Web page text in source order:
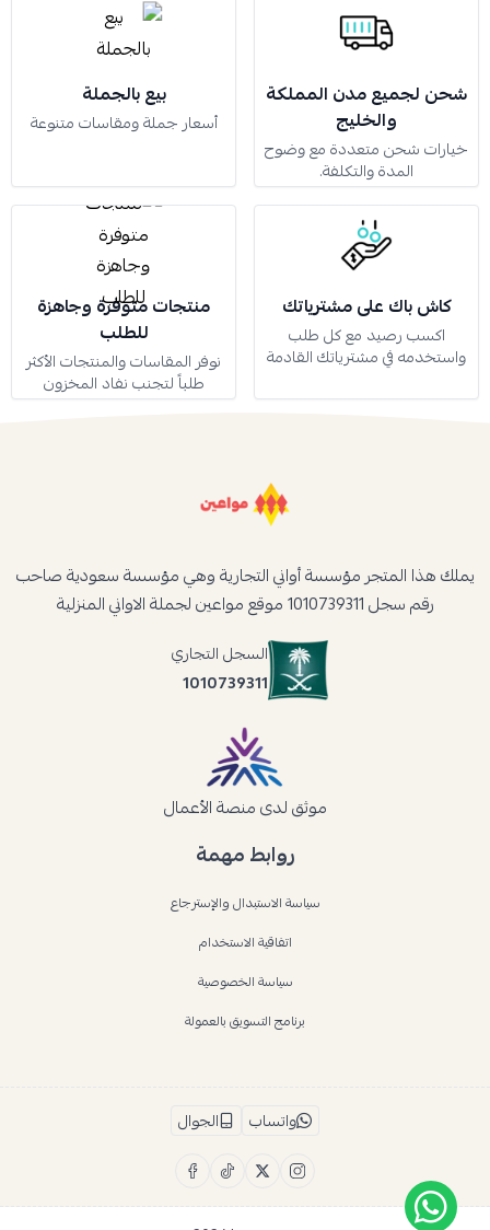
شحن لجميع مدن المملكة
والخليج
خيارات شحن متعددة مع وضوح
المدة والتكلفة.
بيع بالجملة
أسعار جملة ومقاسات متنوعة
كاش باك على مشترياتك
اكسب رصيد مع كل طلب
واستخدمه في مشترياتك القادمة
منتجات متوفرة وجاهزة
للطلب
نوفر المقاسات والمنتجات الأكثر
طلباً لتجنب نفاد المخزون
روابط مهمة
سياسة الاستبدال والإسترجاع
اتفاقية الاستخدام
سياسة الخصوصية
برنامج التسويق بالعمولة
يملك هذا المتجر مؤسسة أواني التجارية وهي مؤسسة سعودية صاحب
رقم سجل 1010739311 موقع مواعين لجملة الاواني المنزلية
السجل التجاري
1010739311
موثق لدى منصة الأعمال
واتساب الجوال